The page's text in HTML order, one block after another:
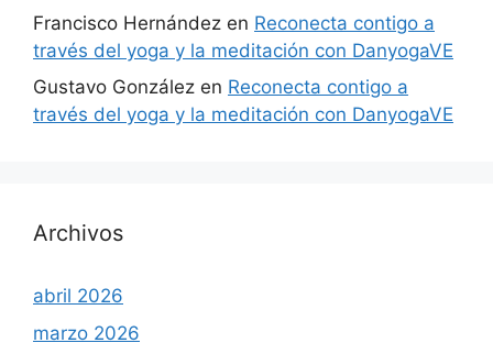
Francisco Hernández en Reconecta contigo a
través del yoga y la meditación con DanyogaVE
Gustavo González en Reconecta contigo a
través del yoga y la meditación con DanyogaVE
Archivos
abril 2026
marzo 2026